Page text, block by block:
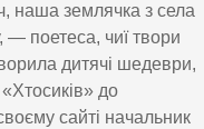
наша землячка з села
поетеса, чиї твори
дитячі шедеври,
до
сайті начальник